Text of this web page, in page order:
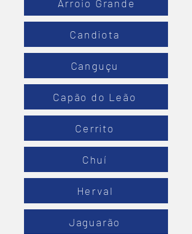
Arroio Grande
Candiota
Canguçu
Capão do Leão
Cerrito
Chuí
Herval
Jaguarão